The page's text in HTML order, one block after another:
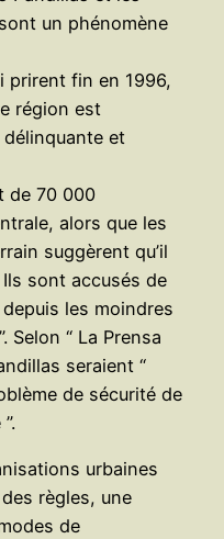
un phénomène
prirent fin en 1996,
région est
et
de 70 000
alors que les
suggèrent qu’il
sont accusés de
les moindres
Selon “ La Prensa
seraient “
de sécurité de
urbaines
règles, une
de